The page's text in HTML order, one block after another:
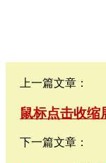
上一篇文章：
鼠标点击收
下一篇文章：